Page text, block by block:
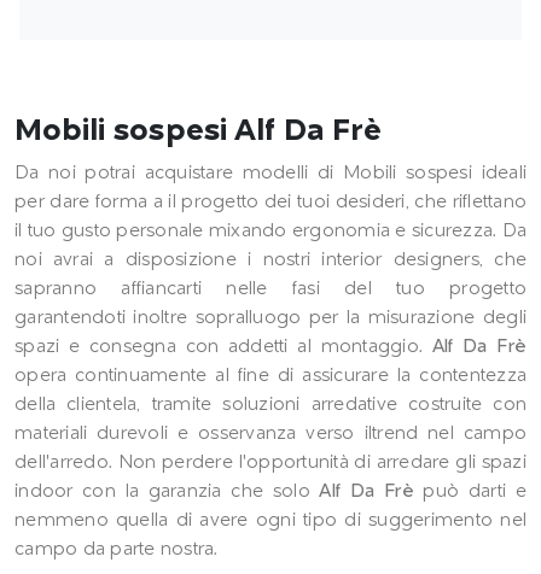
Mobili sospesi Alf Da Frè
Da noi potrai acquistare modelli di Mobili sospesi ideali
per dare forma a il progetto dei tuoi desideri, che riflettano
il tuo gusto personale mixando ergonomia e sicurezza. Da
noi avrai a disposizione i nostri interior designers, che
sapranno affiancarti nelle fasi del tuo progetto
garantendoti inoltre sopralluogo per la misurazione degli
spazi e consegna con addetti al montaggio. Alf Da Frè
opera continuamente al fine di assicurare la contentezza
della clientela, tramite soluzioni arredative costruite con
materiali durevoli e osservanza verso iltrend nel campo
dell'arredo. Non perdere l'opportunità di arredare gli spazi
indoor con la garanzia che soloAlf Da Frè può darti e
nemmeno quella di avere ogni tipo di suggerimento nel
campo da parte nostra.